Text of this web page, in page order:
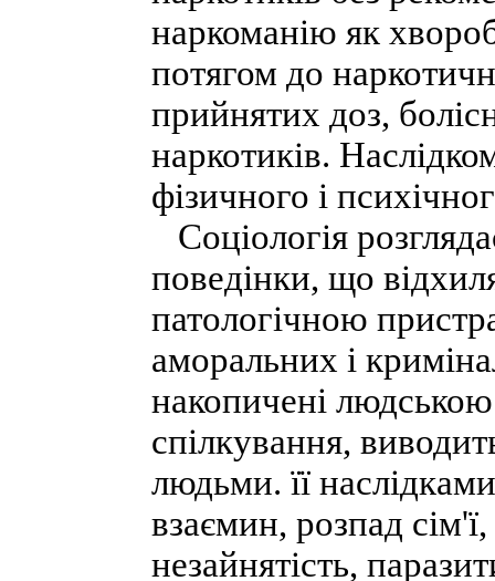
наркоманію як
потягом до
прийнятих доз,
наркотиків.
фізичного і
Соціологія
поведінки, що
патологічною
аморальних і
накопичені
спілкування,
людьми. її
взаємин, розпад
незайнятість,